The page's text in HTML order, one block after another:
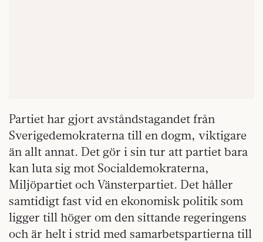
Partiet har gjort avståndstagandet från
Sverigedemokraterna till en dogm, viktigare
än allt annat. Det gör i sin tur att partiet bara
kan luta sig mot Socialdemokraterna,
Miljöpartiet och Vänsterpartiet. Det håller
samtidigt fast vid en ekonomisk politik som
ligger till höger om den sittande regeringens
och är helt i strid med samarbetspartierna till